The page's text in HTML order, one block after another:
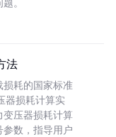
。
法
损耗的国家标准
器损耗计算实
变压器损耗计算
参数，指导用户